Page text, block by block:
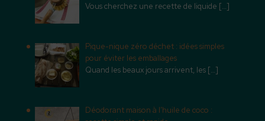
Vous cherchez une recette de liquide […]
Pique-nique zéro déchet : idées simples
pour éviter les emballages
Quand les beaux jours arrivent, les […]
Déodorant maison à l’huile de coco :